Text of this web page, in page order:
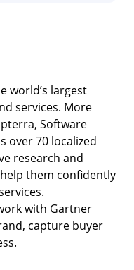
world’s largest
services. More
Software
over 70 localized
research and
them confidently
with Gartner
capture buyer